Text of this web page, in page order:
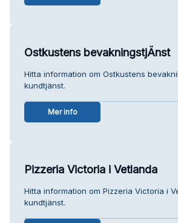
Ostkustens bevakningstjÄnst
Hitta information om Ostkustens
kundtjänst.
Mer info
Pizzeria Victoria i Vetlanda
Hitta information om Pizzeria Victoria i
kundtjänst.